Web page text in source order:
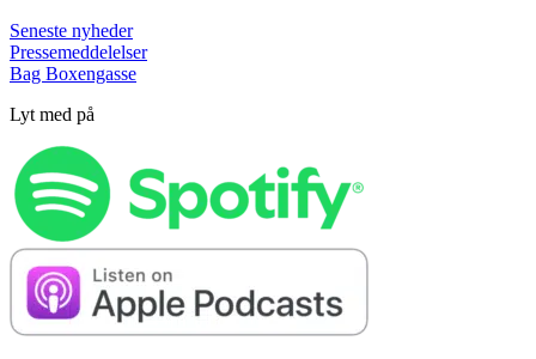
Seneste nyheder
Pressemeddelelser
Bag Boxengasse
Lyt med på